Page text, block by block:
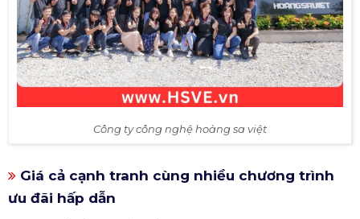
Công ty công nghệ hoàng sa việt
Giá cả cạnh tranh cùng nhiều chương trình
ưu đãi hấp dẫn